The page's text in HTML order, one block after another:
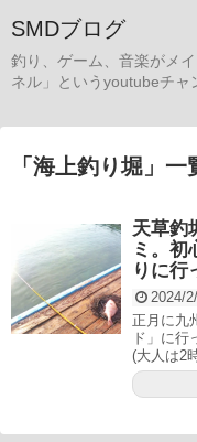
SMDブログ
釣り、ゲーム、音楽がメ
ネル」というyoutubeチャ
「 海上釣り堀 」 一
天草釣
ミ。初
りに行
2024/
正月に九
ド」に行
(大人は2